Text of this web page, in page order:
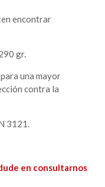
encontrar
gr.
una mayor
contra la
3121.
en consultarnos